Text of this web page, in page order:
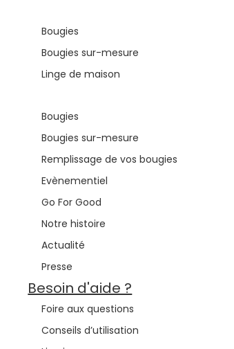
Bougies
Bougies sur-mesure
Linge de maison
Bougies
Bougies sur-mesure
Remplissage de vos bougies
Evènementiel
Go For Good
Notre histoire
Actualité
Presse
Besoin d'aide ?
Foire aux questions
Conseils d’utilisation